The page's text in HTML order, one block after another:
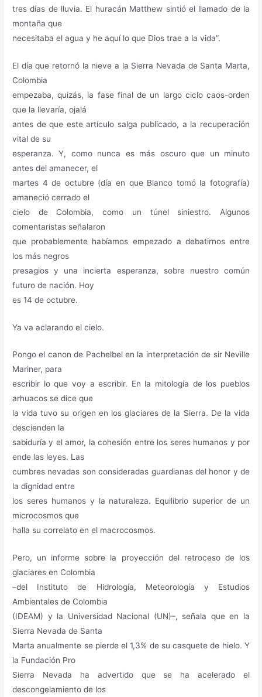
tres días de lluvia. El huracán Matthew sintió el llamado de la
montaña que
necesitaba el agua y he aquí lo que Dios trae a la vida”.
El día que retornó la nieve a la Sierra Nevada de Santa Marta,
Colombia
empezaba, quizás, la fase final de un largo ciclo caos-orden
que la llevaría, ojalá
antes de que este artículo salga publicado, a la recuperación
vital de su
esperanza. Y, como nunca es más oscuro que un minuto
antes del amanecer, el
martes 4 de octubre (día en que Blanco tomó la fotografía)
amaneció cerrado el
cielo de Colombia, como un túnel siniestro. Algunos
comentaristas señalaron
que probablemente habíamos empezado a debatirnos entre
los más negros
presagios y una incierta esperanza, sobre nuestro común
futuro de nación. Hoy
es 14 de octubre.
Ya va aclarando el cielo.
Pongo el canon de Pachelbel en la interpretación de sir Neville
Mariner, para
escribir lo que voy a escribir. En la mitología de los pueblos
arhuacos se dice que
la vida tuvo su origen en los glaciares de la Sierra. De la vida
descienden la
sabiduría y el amor, la cohesión entre los seres humanos y por
ende las leyes. Las
cumbres nevadas son consideradas guardianas del honor y de
la dignidad entre
los seres humanos y la naturaleza. Equilibrio superior de un
microcosmos que
halla su correlato en el macrocosmos.
Pero, un informe sobre la proyección del retroceso de los
glaciares en Colombia
–del Instituto de Hidrología, Meteorología y Estudios
Ambientales de Colombia
(IDEAM) y la Universidad Nacional (UN)–, señala que en la
Sierra Nevada de Santa
Marta anualmente se pierde el 1,3% de su casquete de hielo. Y
la Fundación Pro
Sierra Nevada ha advertido que se ha acelerado el
descongelamiento de los